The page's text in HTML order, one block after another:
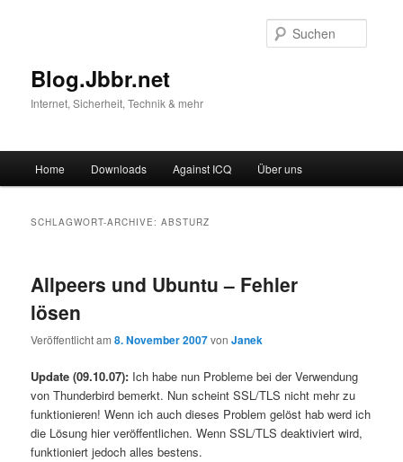
Blog.Jbbr.net
Internet, Sicherheit, Technik & mehr
Zum
Zum
wechseln
Home Downloads Against ICQ Über uns
SCHLAGWORT-ARCHIVE:ABSTURZ
Allpeers und Ubuntu – Fehler
lösen
Veröffentlicht am8. November 2007vonJanek
Update (09.10.07): Ich habe nun Probleme bei der Verwendung
von Thunderbird bemerkt. Nun scheint SSL/TLS nicht mehr zu
funktionieren! Wenn ich auch dieses Problem gelöst hab werd ich
die Lösung hier veröffentlichen. Wenn SSL/TLS deaktiviert wird,
funktioniert jedoch alles bestens.